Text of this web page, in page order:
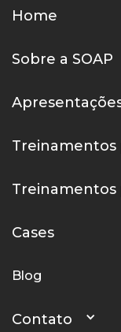
Home
Sobre a SOAP
Treinamentos
Treinamentos
Cases
Blog
Contato